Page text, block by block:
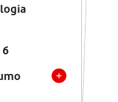
con Wi-Fi 7
verso
e mobili